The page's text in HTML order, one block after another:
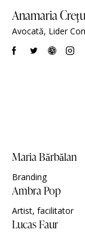
Anamaria Crețu
Avocată, Lider
Maria Bărbălan
Branding
Ambra Pop
Artist, facilitator
Lucas Faur